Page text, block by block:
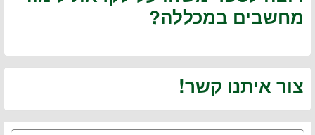
מחשבים במכללה?
צור איתנו קשר!